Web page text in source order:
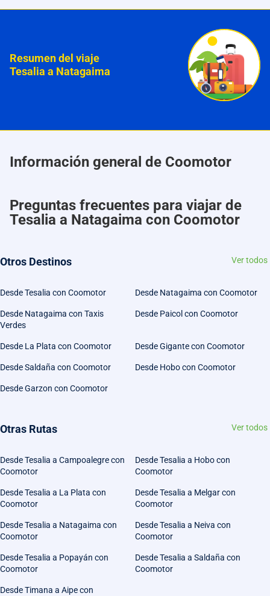
Resumen del viaje
Tesalia a Natagaima
Información general de Coomotor
Preguntas frecuentes para viajar de
Tesalia a Natagaima con Coomotor
Otros Destinos Ver todos
Desde Tesalia con Coomotor Desde Natagaima con Coomotor
Desde Natagaima con Taxis
Verdes
Desde Paicol con Coomotor
Desde La Plata con Coomotor Desde Gigante con Coomotor
Desde Saldaña con Coomotor Desde Hobo con Coomotor
Desde Garzon con Coomotor
Otras Rutas Ver todos
Desde Tesalia a Campoalegre con
Coomotor
Desde Tesalia a Hobo con
Coomotor
Desde Tesalia a La Plata con
Coomotor
Desde Tesalia a Melgar con
Coomotor
Desde Tesalia a Natagaima con
Coomotor
Desde Tesalia a Neiva con
Coomotor
Desde Tesalia a Popayán con
Coomotor
Desde Tesalia a Saldaña con
Coomotor
Desde Timana a Aipe con